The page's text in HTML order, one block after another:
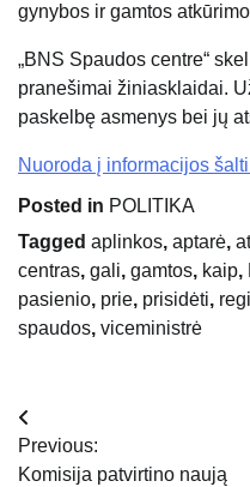
gynybos ir gamtos
„BNS Spaudos centre“
pranešimai žiniasklaidai.
paskelbę asmenys bei jų
Nuoroda į informacijos
Posted in POLITIKA
Tagged aplinkos, aptarė,
centras, gali, gamtos, kaip,
pasienio, prie, prisidėti,
spaudos, viceministrė
Navigacija
tarp
Previous:
Komisija patvirtino naują